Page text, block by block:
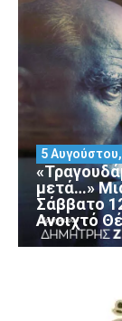
μετά…»
Σάββατο
Ανοιχτό
5